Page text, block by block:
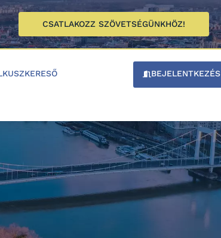
CSATLAKOZZ SZÖVETSÉGÜNKHÖZ!
BEJELENTKEZÉS